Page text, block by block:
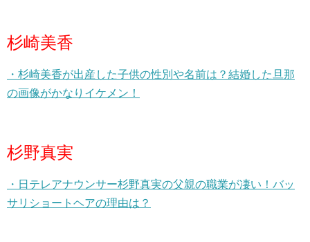
杉崎美香
・杉崎美香が出産した子供の性別や名前は？結婚した旦那
の画像がかなりイケメン！
杉野真実
・日テレアナウンサー杉野真実の父親の職業が凄い！バッ
サリショートヘアの理由は？